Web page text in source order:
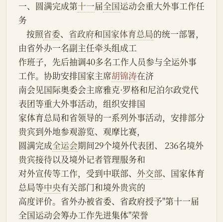
一、圆满完成第十一届全国运动会重大外事工作任
务
    按照
省委、 省政府和国家体育总局的统一部署，
由省外办一名副主任牵头组成工
作班子，先后抽调40多名工作人员参与全运外事
工作。协助安排国家主席胡锦涛在济
南会见国际奥委会主席雅克·罗格和尼泊尔政党代
表团等重大外事活动，组织安排国
家体育总局和省领导的一系列外事活动，安排部分
贵宾到外地参观游览、观摩比赛，
圆满完成全运会期间29个境外代表团、 236名境外
贵宾接待以及境外记者管理服务和
对外宣传等工作，受到中联部、 外交部、国家体育
总局等中央有关部门和境外贵宾的
高度评价。省外办被省委、省政府授予"第十一届
全国运动会筹办工作先进集体"荣誉